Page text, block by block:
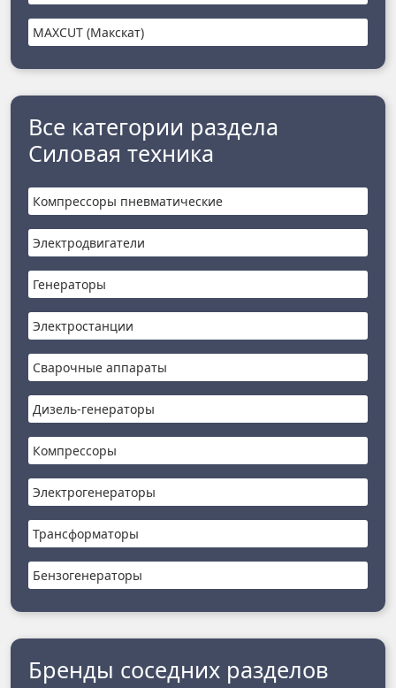
MAXCUT (Макскат)
Все категории раздела
Силовая техника
Компрессоры пневматические
Электродвигатели
Генераторы
Электростанции
Сварочные аппараты
Дизель-генераторы
Компрессоры
Электрогенераторы
Трансформаторы
Бензогенераторы
Бренды соседних разделов